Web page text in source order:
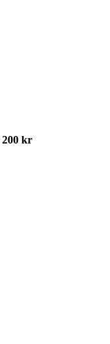
200 kr